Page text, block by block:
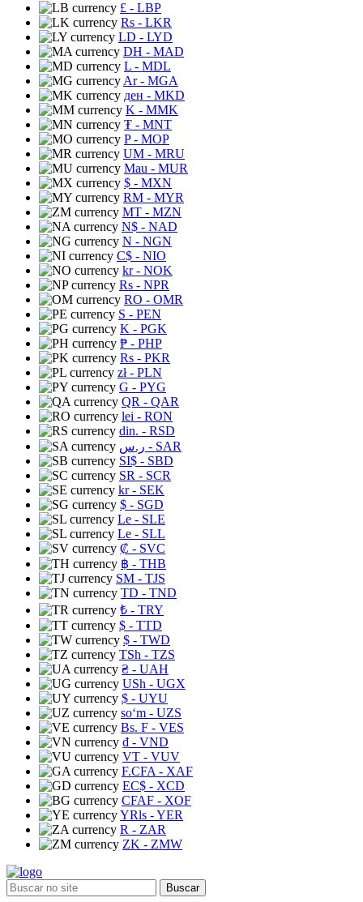
£ - LBP
Rs - LKR
LD - LYD
DH - MAD
L - MDL
Ar- MGA
ден - MKD
K - MMK
₮ - MNT
P- MOP
UM - MRU
Mau - MUR
$ - MXN
RM - MYR
MT - MZN
N$ - NAD
N - NGN
C$ - NIO
kr- NOK
Rs - NPR
RO - OMR
S - PEN
K - PGK
₱ - PHP
Rs - PKR
zł- PLN
G - PYG
QR - QAR
lei - RON
din. - RSD
ر.س - SAR
SI$ - SBD
SR - SCR
kr- SEK
$ - SGD
Le - SLE
Le - SLL
₡ - SVC
฿ - THB
ЅМ - TJS
TD - TND
₺ - TRY
$ - TTD
$ - TWD
TSh - TZS
₴ - UAH
USh - UGX
$ - UYU
soʻm - UZS
Bs. F - VES
₫ - VND
VT - VUV
F.CFA - XAF
EC$ - XCD
CFAF - XOF
YRls - YER
R - ZAR
ZK - ZMW
Buscar